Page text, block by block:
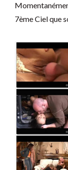
7ème Ciel que